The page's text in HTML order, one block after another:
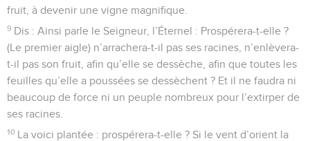
fruit, à devenir une vigne magnifique.
9 Dis : Ainsi parle le Seigneur, l’Éternel : Prospérera-t-elle ?
(Le premier aigle) n’arrachera-t-il pas ses racines, n’enlèvera-
t-il pas son fruit, afin qu’elle se dessèche, afin que toutes les
feuilles qu’elle a poussées se dessèchent ? Et il ne faudra ni
beaucoup de force ni un peuple nombreux pour l’extirper de
ses racines.
10 La voici plantée : prospérera-t-elle ? Si le vent d’orient la